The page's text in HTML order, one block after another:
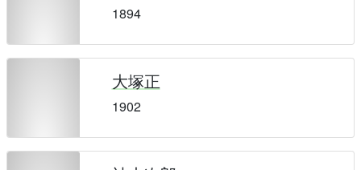
1894
大塚正
1902